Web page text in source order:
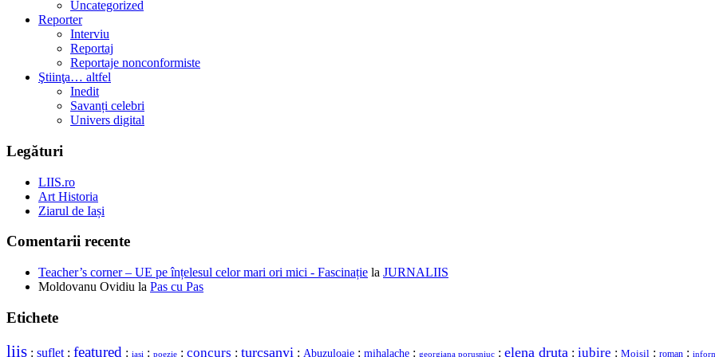
Uncategorized
Reporter
Interviu
Reportaj
Reportaje nonconformiste
Ştiinţa… altfel
Inedit
Savanți celebri
Univers digital
Legături
LIIS.ro
Art Historia
Ziarul de Iași
Comentarii recente
Teacher’s corner – UE pe înțelesul celor mari ori mici - Fascinație la JURNALIIS
Moldovanu Ovidiu la Pas cu Pas
Etichete
liis : suflet : featured : iasi : poezie : concurs : turcsanyi : Abuzuloaie : mihalache : georgiana porusniuc : elena druta : iubire : Moisil : roman :